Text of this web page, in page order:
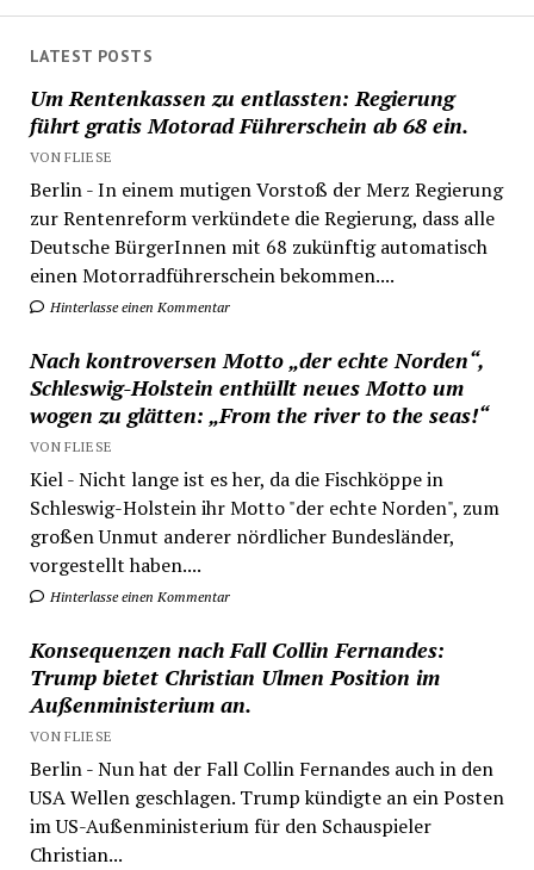
LATEST POSTS
Um Rentenkassen zu entlassten: Regierung
führt gratis Motorad Führerschein ab 68 ein.
VON FLIESE
Berlin - In einem mutigen Vorstoß der Merz Regierung
zur Rentenreform verkündete die Regierung, dass alle
Deutsche BürgerInnen mit 68 zukünftig automatisch
einen Motorradführerschein bekommen....
Hinterlasse einen Kommentar
Nach kontroversen Motto „der echte Norden“,
Schleswig-Holstein enthüllt neues Motto um
wogen zu glätten: „From the river to the seas!“
VON FLIESE
Kiel - Nicht lange ist es her, da die Fischköppe in
Schleswig-Holstein ihr Motto "der echte Norden", zum
großen Unmut anderer nördlicher Bundesländer,
vorgestellt haben....
Hinterlasse einen Kommentar
Konsequenzen nach Fall Collin Fernandes:
Trump bietet Christian Ulmen Position im
Außenministerium an.
VON FLIESE
Berlin - Nun hat der Fall Collin Fernandes auch in den
USA Wellen geschlagen. Trump kündigte an ein Posten
im US-Außenministerium für den Schauspieler
Christian...